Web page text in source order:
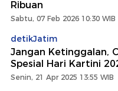
Ribuan
Sabtu, 07 Feb 2026 10:30 WIB
detikJatim
Jangan Ketinggalan,
Spesial Hari Kartini
Senin, 21 Apr 2025 13:55 WIB